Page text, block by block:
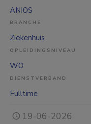
ANIOS
BRANCHE
Ziekenhuis
OPLEIDINGSNIVEAU
WO
DIENSTVERBAND
Fulltime
19-06-2026